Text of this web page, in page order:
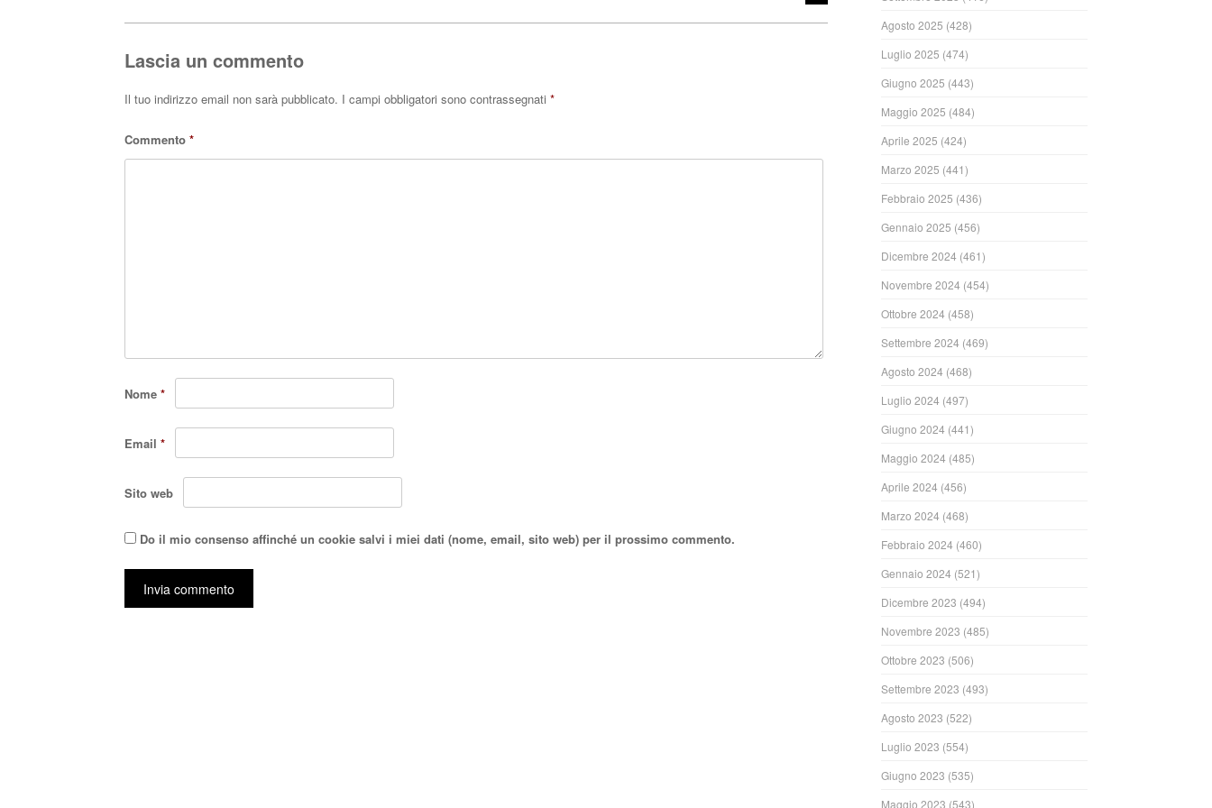
Lascia un commento
Il tuo indirizzo email non sarà pubblicato. I campi obbligatori sono contrassegnati *
Commento *
Nome *
Email *
Sito web
Do il mio consenso affinché un cookie salvi i miei dati (nome, email, sito web) per il prossimo commento.
Agosto 2025 (428)
Luglio 2025 (474)
Giugno 2025 (443)
Maggio 2025 (484)
Aprile 2025 (424)
Marzo 2025 (441)
Febbraio 2025 (436)
Gennaio 2025 (456)
Dicembre 2024 (461)
Novembre 2024 (454)
Ottobre 2024 (458)
Settembre 2024 (469)
Agosto 2024 (468)
Luglio 2024 (497)
Giugno 2024 (441)
Maggio 2024 (485)
Aprile 2024 (456)
Marzo 2024 (468)
Febbraio 2024 (460)
Gennaio 2024 (521)
Dicembre 2023 (494)
Novembre 2023 (485)
Ottobre 2023 (506)
Settembre 2023 (493)
Agosto 2023 (522)
Luglio 2023 (554)
Giugno 2023 (535)
Maggio 2023 (543)